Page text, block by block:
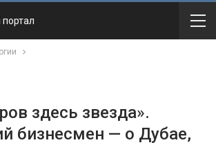
здесь звезда».
бизнесмен — о Дубае,